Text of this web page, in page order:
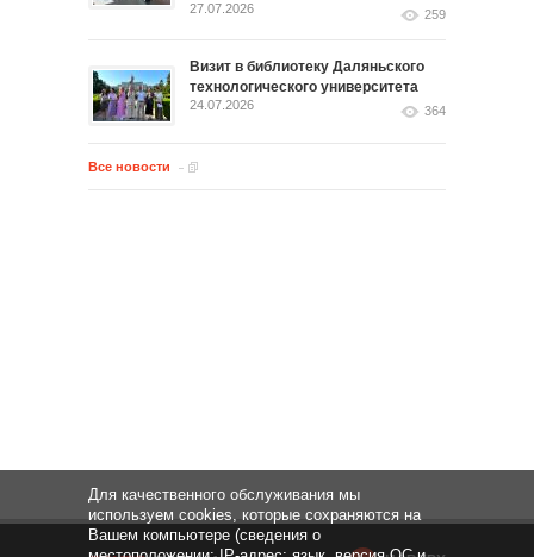
27.07.2026 259
Визит в библиотеку Даляньского
технологического университета
24.07.2026 364
Все новости
Для качественного обслуживания мы
используем cookies, которые сохраняются на
Вашем компьютере (сведения о